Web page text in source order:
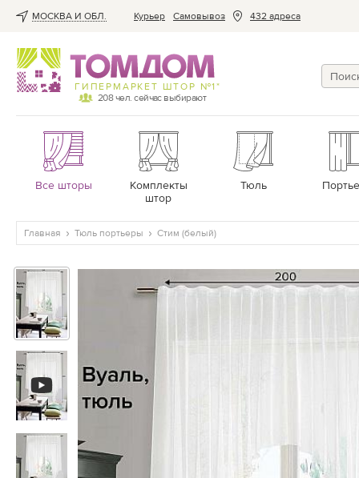
МОСКВА И ОБЛ. Курьер Cамовывоз 432 адреса
ГИПЕРМАРКЕТ ШТОР №1*
208чел. сейчас выбирают
Все шторы
Комплекты
штор
Тюль
Главная Тюль портьеры Стим (белый)